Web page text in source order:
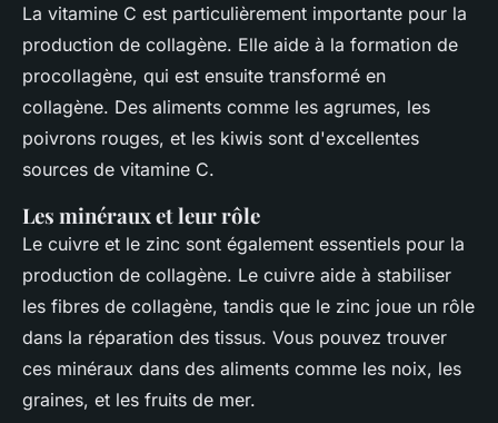
La vitamine C est particulièrement importante pour la
production de collagène. Elle aide à la formation de
procollagène, qui est ensuite transformé en
collagène. Des aliments comme les agrumes, les
poivrons rouges, et les kiwis sont d'excellentes
sources de vitamine C.
Les minéraux et leur rôle
Le cuivre et le zinc sont également essentiels pour la
production de collagène. Le cuivre aide à stabiliser
les fibres de collagène, tandis que le zinc joue un rôle
dans la réparation des tissus. Vous pouvez trouver
ces minéraux dans des aliments comme les noix, les
graines, et les fruits de mer.